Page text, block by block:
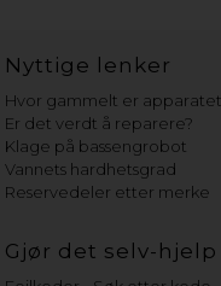
Nyttige lenker
Hvor gammelt er
Er det verdt å reparere?
Klage på bassengrobot
Vannets hardhetsgrad
Reservedeler etter merke
Gjør det selv-hjelp